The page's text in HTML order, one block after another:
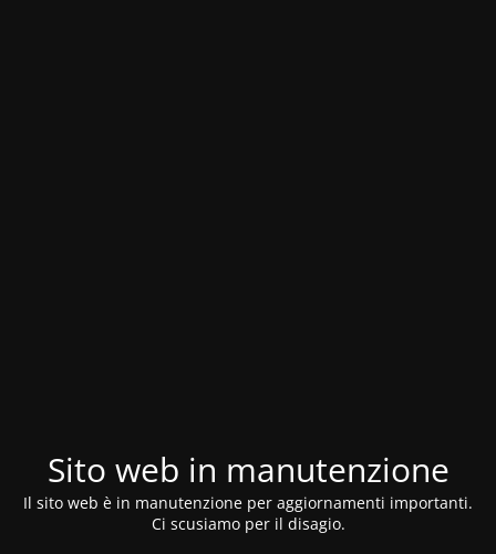
Sito web in manutenzione
Il sito web è in manutenzione per aggiornamenti importanti.
Ci scusiamo per il disagio.